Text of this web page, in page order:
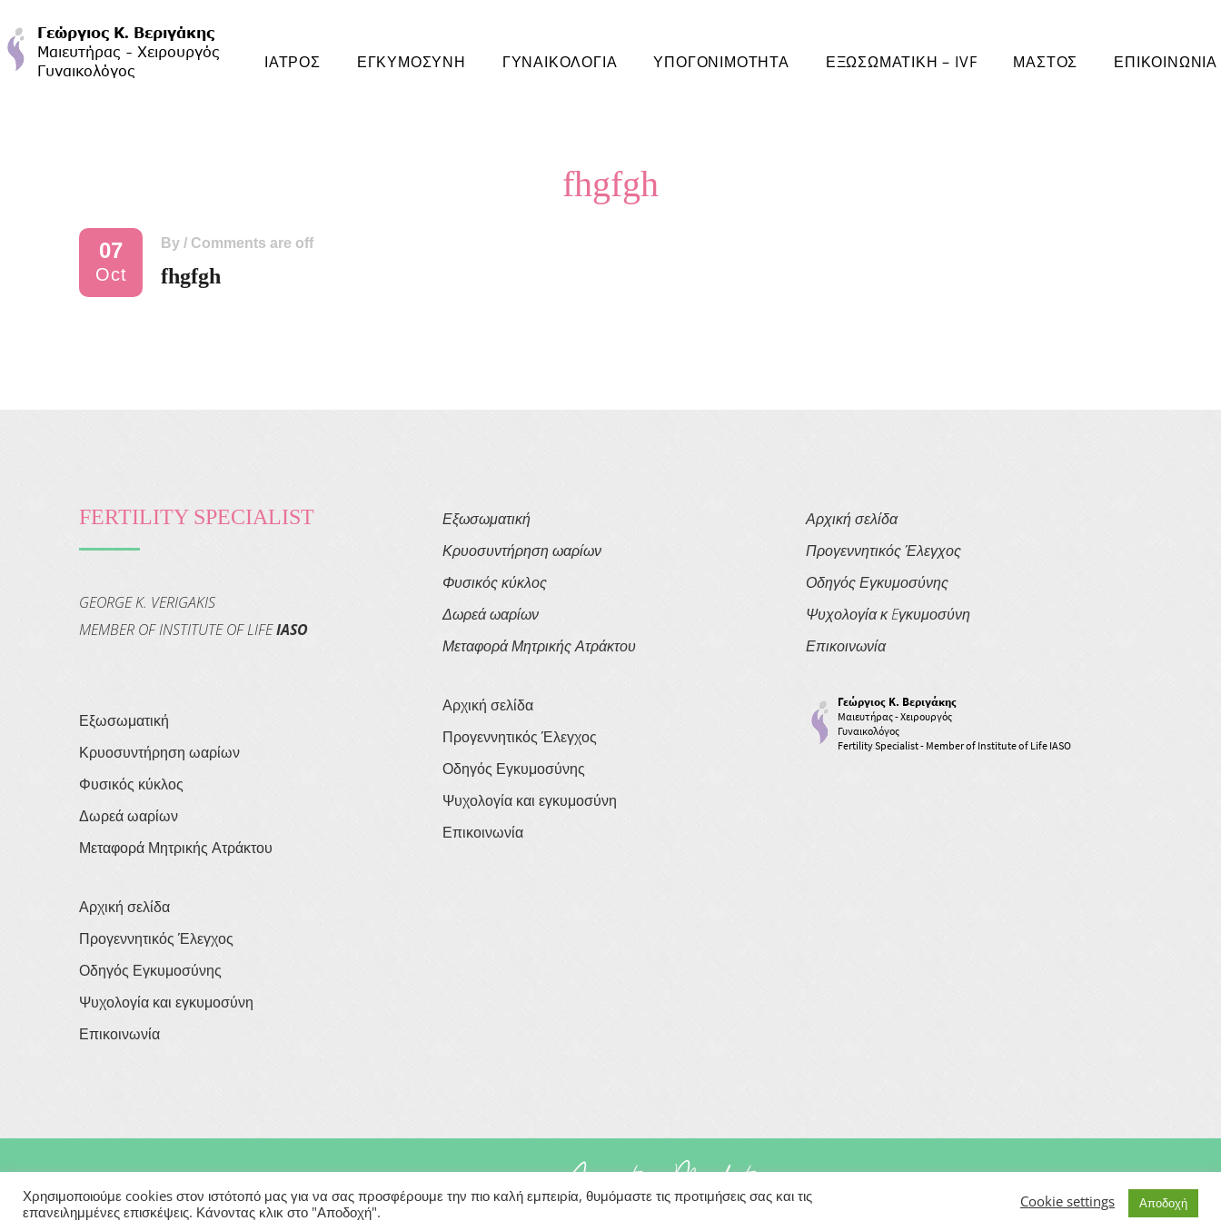
ΙΑΤΡΟΣ ΕΓΚΥΜΟΣΥΝΗ ΓΥΝΑΙΚΟΛΟΓΙΑ ΥΠΟΓΟΝΙΜΟΤΗΤΑ ΕΞΩΣΩΜΑΤΙΚΗ – IVF ΜΑΣΤΟΣ ΕΠΙΚΟΙΝΩΝΙΑ
fhgfgh
07
Oct
By / Comments are off
fhgfgh
FERTILITY SPECIALIST
GEORGE K. VERIGAKIS
MEMBER OF INSTITUTE OF LIFEIASO
Εξωσωματική
Κρυοσυντήρηση ωαρίων
Φυσικός κύκλος
Δωρεά ωαρίων
Μεταφορά Μητρικής Ατράκτου
Αρχική σελίδα
Προγεννητικός Έλεγχος
Οδηγός Εγκυμοσύνης
Ψυχολογία και εγκυμοσύνη
Επικοινωνία
Εξωσωματική
Κρυοσυντήρηση ωαρίων
Φυσικός κύκλος
Δωρεά ωαρίων
Μεταφορά Μητρικής Ατράκτου
Αρχική σελίδα
Προγεννητικός Έλεγχος
Οδηγός Εγκυμοσύνης
Ψυχολογία και εγκυμοσύνη
Επικοινωνία
Αρχική σελίδα
Προγεννητικός Έλεγχος
Οδηγός Εγκυμοσύνης
Ψυχολογία κ Eγκυμοσύνη
Επικοινωνία
Χρησιμοποιούμε cookies στον ιστότοπό μας για να σας προσφέρουμε την πιο καλή εμπειρία, θυμόμαστε τις προτιμήσεις σας και τις
επανειλημμένες επισκέψεις. Κάνοντας κλικ στο "Αποδοχή".
Cookie settings Αποδοχή